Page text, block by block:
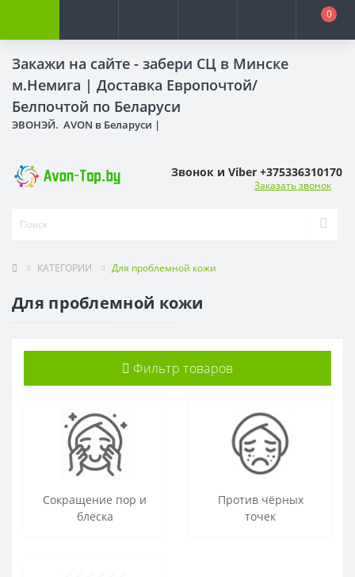
Закажи на сайте - забери СЦ в Минске
м.Немига | Доставка Европочтой/
Белпочтой по Беларуси
ЭВОНЭЙ. AVON в Беларуси |
0
Звонок и Viber +375336310170
Заказать звонок
КАТЕГОРИИ Для проблемной кожи
Для проблемной кожи
Фильтр товаров
Сокращение пор и
блеска
Против чёрных
точек